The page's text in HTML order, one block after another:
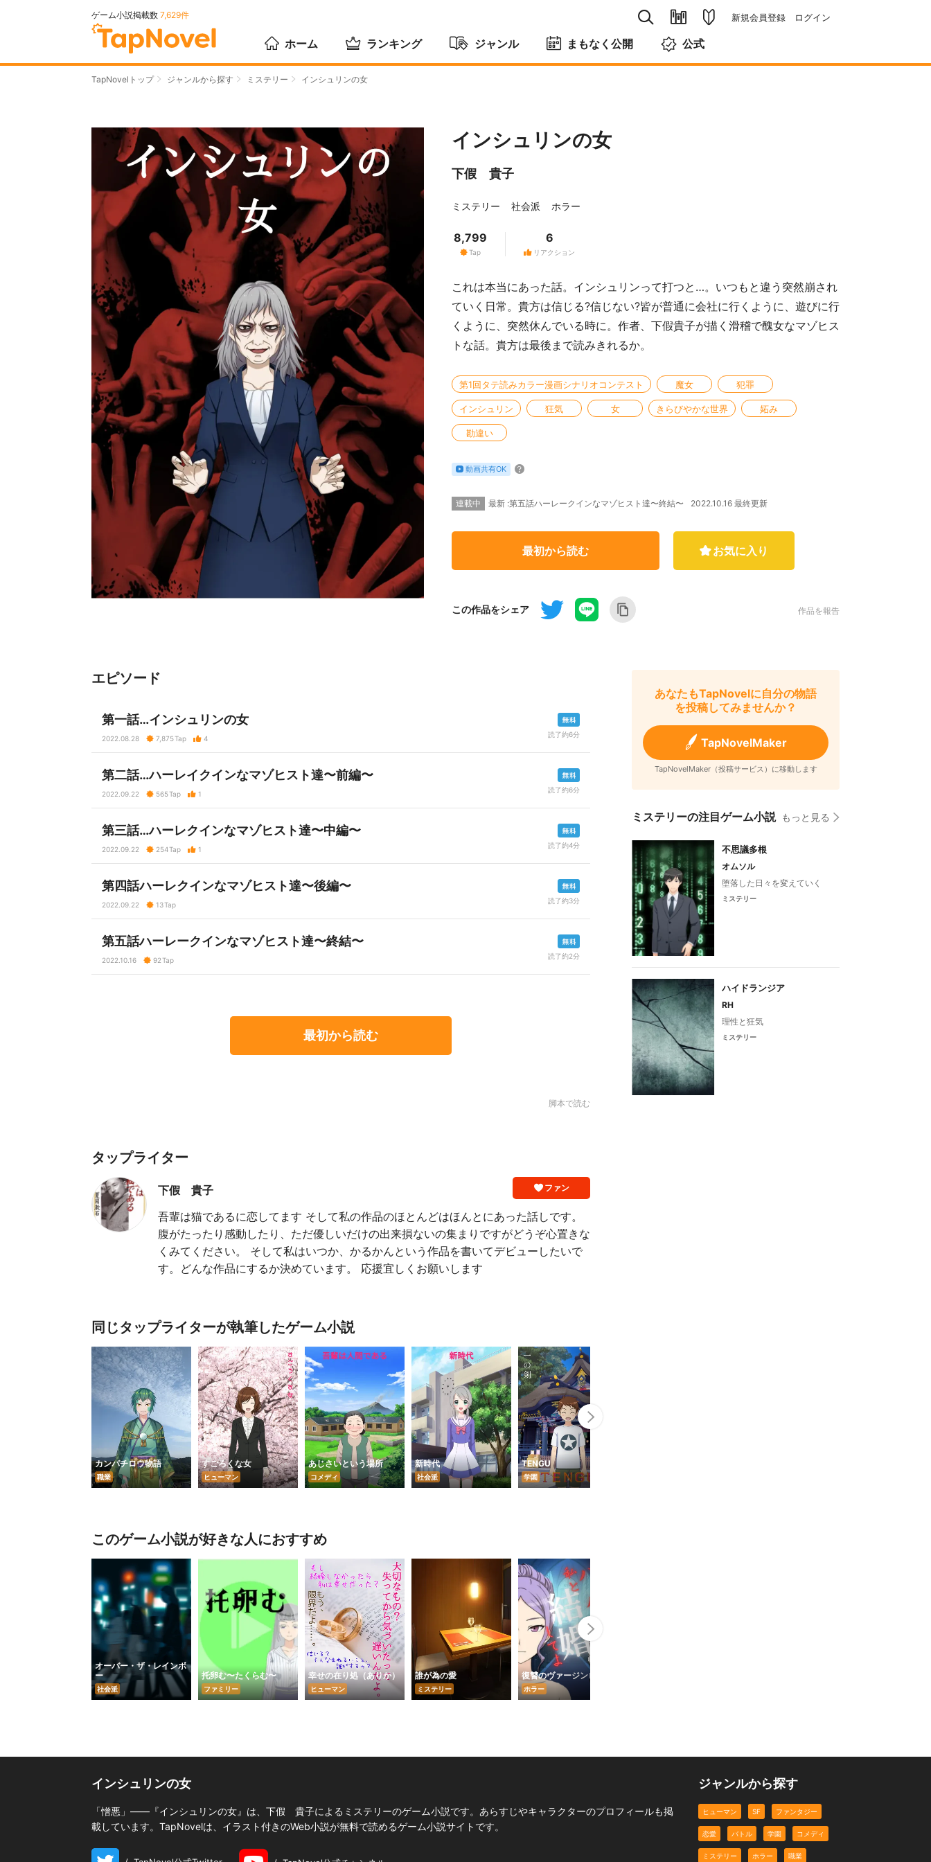
ゲーム小説掲載数 7,629件 新規会員登録 ログイン
ホーム ランキング ジャンル まもなく公開 公式
TapNovelトップ ジャンルから探す ミステリー インシュリンの女
インシュリンの女
下假 貴子
ミステリー 社会派 ホラー
Tap
8,799
リアクション
6
これは本当にあった話。インシュリンって打つと…。いつもと違う突然崩され
ていく日常。貴方は信じる?信じない?皆が普通に会社に行くように、遊びに行
くように、突然休んでいる時に。作者、下假貴子が描く滑稽で醜女なマゾヒス
トな話。貴方は最後まで読みきれるか。
第1回タテ読みカラー漫画シナリオコンテスト 魔女 犯罪
インシュリン 狂気 女 きらびやかな世界 妬み
勘違い
動画共有OK
連載中 最新 :第五話ハーレークインなマゾヒスト達〜終結〜 2022.10.16 最終更新
最初から読む お気に入り
この作品をシェア 作品を報告
エピソード
第一話…インシュリンの女
2022.08.28 7,875Tap 4
読了約6分
第二話…ハーレイクインなマゾヒスト達〜前編〜
2022.09.22 565Tap 1
読了約6分
第三話…ハーレクインなマゾヒスト達〜中編〜
2022.09.22 254Tap 1
読了約4分
第四話ハーレクインなマゾヒスト達〜後編〜
2022.09.22 13Tap
読了約3分
第五話ハーレークインなマゾヒスト達〜終結〜
2022.10.16 92Tap
読了約2分
最初から読む
脚本で読む
タップライター
ファン
下假 貴子
吾輩は猫であるに恋してます そして私の作品のほとんどはほんとにあった話しです。
腹がたったり感動したり、ただ優しいだけの出来損ないの集まりですがどうぞ心置きな
くみてください。 そして私はいつか、かるかんという作品を書いてデビューしたいで
す。どんな作品にするか決めています。 応援宜しくお願いします
同じタップライターが執筆したゲーム小説
カンパチロウ物語
職業
すごろくな女
ヒューマン
あじさいという場所
コメディ
新時代
社会派
TENGU
学園
このゲーム小説が好きな人におすすめ
オーバー・ザ・レインボ
ー
社会派
托卵む〜たくらむ〜
ファミリー
幸せの在り処（ありか）
ヒューマン
誰が為の愛
ミステリー
復讐のヴァージンロード
ホラー
あなたもTapNovelに自分の物語
を投稿してみませんか？
TapNovelMaker
TapNovelMaker（投稿サービス）に移動します
ミステリーの注目ゲーム小説 もっと見る
不思議多根
オムソル
堕落した日々を変えていく
ミステリー
ハイドランジア
RH
理性と狂気
ミステリー
インシュリンの女
「憎悪」――『インシュリンの女』は、下假 貴子によるミステリーのゲーム小説です。あらすじやキャラクターのプロフィールも掲
載しています。TapNovelは、イラスト付きのWeb小説が無料で読めるゲーム小説サイトです。
ジャンルから探す
ヒューマン SF ファンタジー
恋愛 バトル 学園 コメディ
ミステリー ホラー 職業